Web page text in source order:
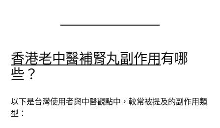
香港老中醫補腎丸副作用有哪
些？
以下是台灣使用者與中醫觀點中，較常被提及的副作用類
型：